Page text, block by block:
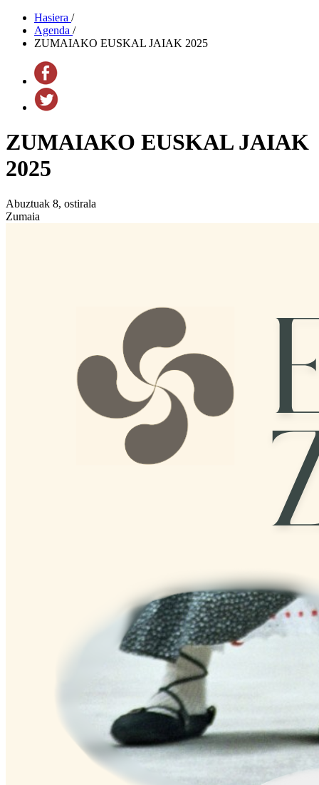
Hasiera /
Agenda /
ZUMAIAKO EUSKAL JAIAK 2025
ZUMAIAKO EUSKAL JAIAK
2025
Abuztuak 8, ostirala
Zumaia